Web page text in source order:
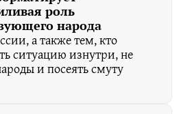
роль
народа
а также тем, кто
ситуацию изнутри, не
и посеять смуту